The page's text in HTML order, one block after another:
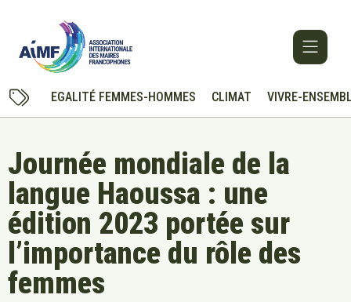
EGALITÉ FEMMES-HOMMES CLIMAT VIVRE-
Journée mondiale de la
langue Haoussa : une
édition 2023 portée sur
l’importance du rôle des
femmes